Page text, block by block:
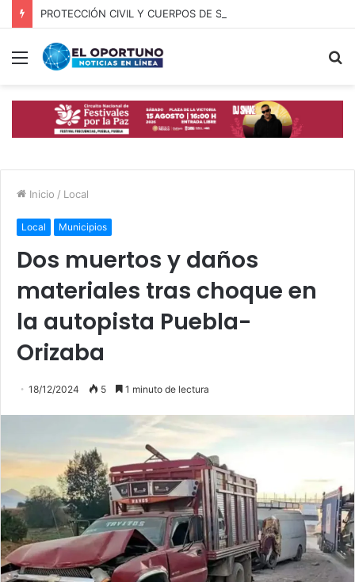
Menú
Inicio / Local
Local Municipios
Dos muertos y daños
materiales tras choque en
la autopista Puebla-
Orizaba
18/12/2024 5 1 minuto de lectura